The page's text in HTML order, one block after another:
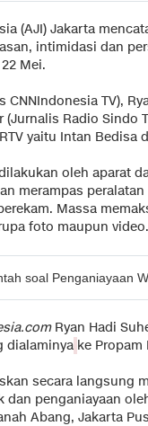
(AJI) Jakarta
intimidasi dan
Mei.
TV),
(Jurnalis Radio Sindo
yaitu Intan Bedisa
oleh aparat
merampas
Massa
foto maupun video.
soal Penganiayaan
Ryan Hadi
dialaminya ke Propam
secara langsung
penganiayaan
Abang, Jakarta